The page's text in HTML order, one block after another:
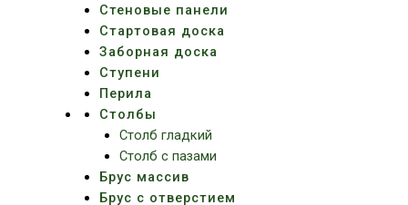
Стеновые панели
Стартовая доска
Заборная доска
Ступени
Перила
Столбы
Столб гладкий
Столб с пазами
Брус массив
Брус с отверстием